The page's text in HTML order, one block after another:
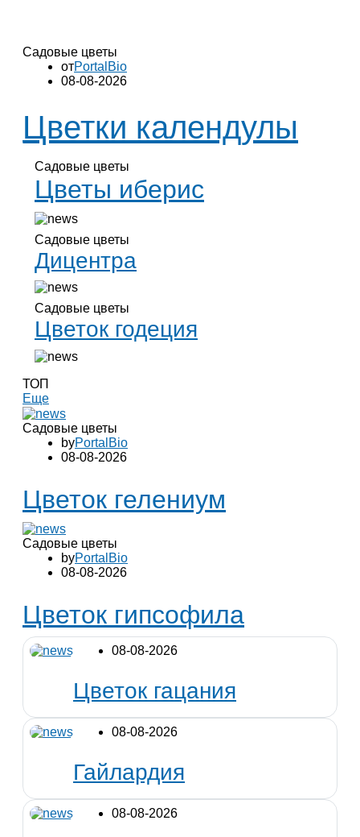
Садовые цветы
отPortalBio
08-08-2026
Цветки календулы
Садовые цветы
Цветы иберис
Садовые цветы
Дицентра
Садовые цветы
Цветок годеция
ТОП
Еще
Садовые цветы
byPortalBio
08-08-2026
Цветок гелениум
Садовые цветы
byPortalBio
08-08-2026
Цветок гипсофила
08-08-2026
Цветок гацания
08-08-2026
Гайлардия
08-08-2026